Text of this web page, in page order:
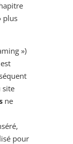
plus
»)
est
site
ne
pour